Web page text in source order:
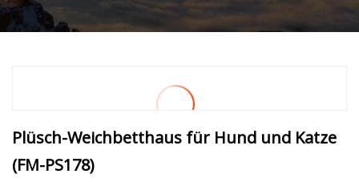
Plüsch-Weichbetthaus für Hund und Katze
(FM-PS178)